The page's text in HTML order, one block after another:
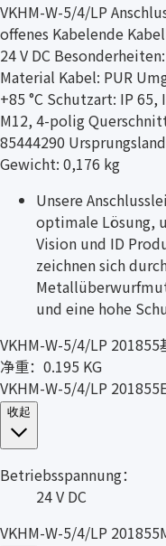
VKHM-W-5/4/LP
offenes Kabelende
24 V DC
Material Kabel: PUR
+85 °C Schutzart: IP 65,
M12, 4-polig
85444290
Gewicht: 0,176 kg
Unsere
optimale Lösung,
Vision und ID
zeichnen sich
und eine hohe
VKHM-W-5/4/LP 201855
净重：0.195 KG
VKHM-W-5/4/LP
收起
Betriebsspannung：
24 V DC
VKHM-W-5/4/LP